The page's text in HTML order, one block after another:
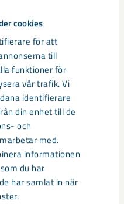
cookies
för att
till
funktioner för
vår trafik. Vi
identifierare
din enhet till de
och
med.
informationen
du har
har samlat in när
Kiruna
2026
avveckling av fastigheter i
den pågående gruvdriften